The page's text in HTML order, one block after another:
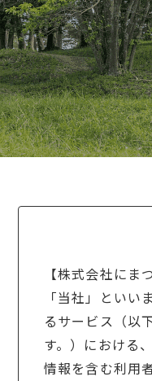
【株式会社に
「当社」といい
るサービス（以
す。）における
情報を含む利用